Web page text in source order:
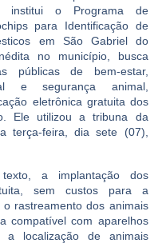
o Programa de
para Identificação de
em São Gabriel do
no município, busca
públicas de bem-estar,
e segurança animal,
eletrônica gratuita dos
Ele utilizou a tribuna da
terça-feira, dia sete (07),
a implantação dos
sem custos para a
rastreamento dos animais
compatível com aparelhos
localização de animais